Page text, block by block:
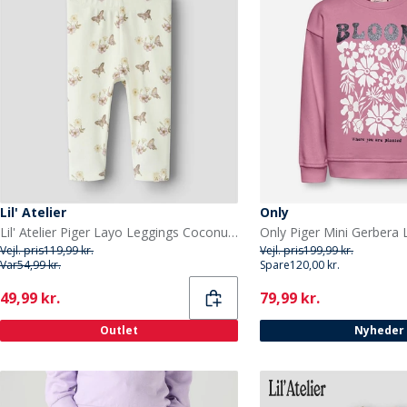
Lil' Atelier
Lil' Atelier Piger Layo Leggings Coconut Milk
Vejl. pris119,99 kr.
Var54,99 kr.
Current
49,99 kr.
Outlet
Only
Vejl. pris199,99 kr.
Spare120,00 kr.
Current
79,99 kr.
Nyheder